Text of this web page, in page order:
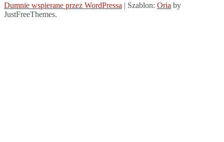
Dumnie wspierane przez WordPressa | Szablon: Oria by
JustFreeThemes.